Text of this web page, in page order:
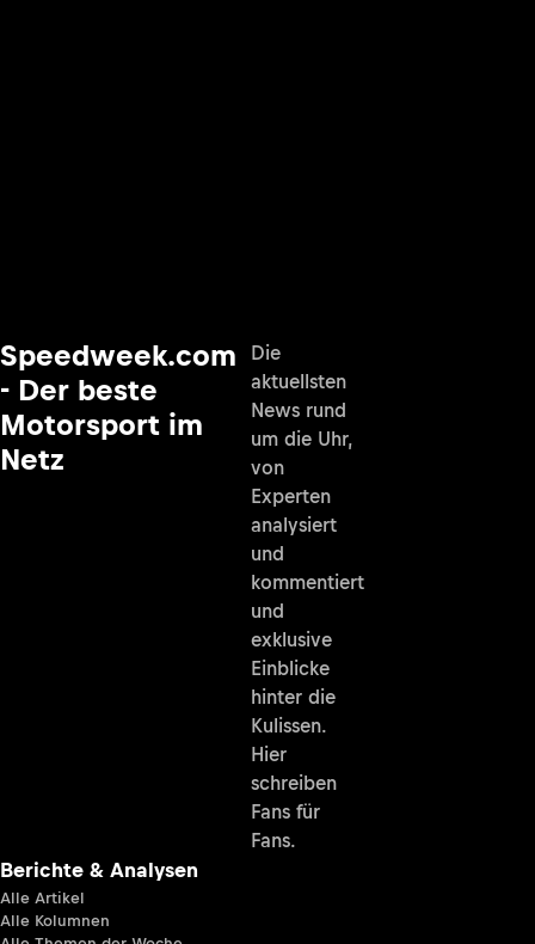
Speedweek.com
- Der beste
Motorsport im
Netz
Die
aktuellsten
News rund
um die Uhr,
von
Experten
analysiert
und
kommentiert
und
exklusive
Einblicke
hinter die
Kulissen.
Hier
schreiben
Fans für
Fans.
Berichte & Analysen
Alle Artikel
Alle Kolumnen